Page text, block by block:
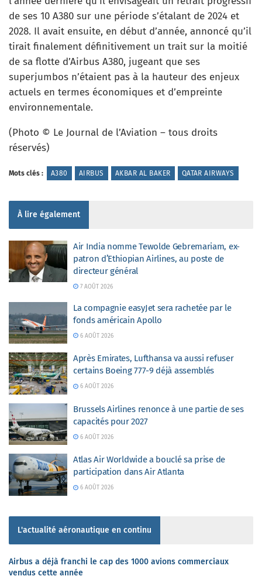
de ses 10 A380 sur une période s’étalant de 2024 et
2028. Il avait ensuite, en début d’année, annoncé qu’il
tirait finalement définitivement un trait sur la moitié
de sa flotte d’Airbus A380, jugeant que ses
superjumbos n’étaient pas à la hauteur des enjeux
actuels en termes économiques et d’empreinte
environnementale.
(Photo © Le Journal de l’Aviation – tous droits
réservés)
Mots clés : A380 AIRBUS AKBAR AL BAKER QATAR AIRWAYS
À lire également
Air India nomme Tewolde Gebremariam, ex-
patron d’Ethiopian Airlines, au poste de
directeur général
7 AOÛT 2026
La compagnie easyJet sera rachetée par le
fonds américain Apollo
6 AOÛT 2026
Après Emirates, Lufthansa va aussi refuser
certains Boeing 777-9 déjà assemblés
6 AOÛT 2026
Brussels Airlines renonce à une partie de ses
capacités pour 2027
6 AOÛT 2026
Atlas Air Worldwide a bouclé sa prise de
participation dans Air Atlanta
6 AOÛT 2026
L'actualité aéronautique en continu
Airbus a déjà franchi le cap des 1000 avions commerciaux
vendus cette année